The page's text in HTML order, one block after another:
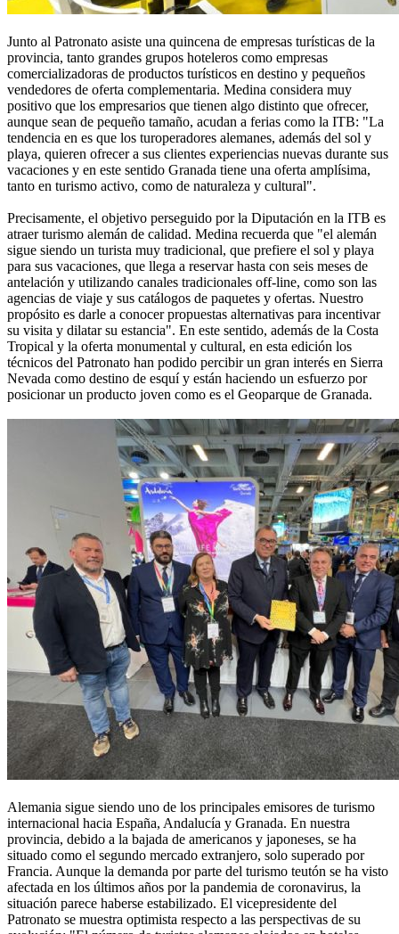
Junto al Patronato asiste una quincena de empresas turísticas de la
provincia, tanto grandes grupos hoteleros como empresas
comercializadoras de productos turísticos en destino y pequeños
vendedores de oferta complementaria. Medina considera muy
positivo que los empresarios que tienen algo distinto que ofrecer,
aunque sean de pequeño tamaño, acudan a ferias como la ITB: "La
tendencia en es que los turoperadores alemanes, además del sol y
playa, quieren ofrecer a sus clientes experiencias nuevas durante sus
vacaciones y en este sentido Granada tiene una oferta amplísima,
tanto en turismo activo, como de naturaleza y cultural".
Precisamente, el objetivo perseguido por la Diputación en la ITB es
atraer turismo alemán de calidad. Medina recuerda que "el alemán
sigue siendo un turista muy tradicional, que prefiere el sol y playa
para sus vacaciones, que llega a reservar hasta con seis meses de
antelación y utilizando canales tradicionales off-line, como son las
agencias de viaje y sus catálogos de paquetes y ofertas. Nuestro
propósito es darle a conocer propuestas alternativas para incentivar
su visita y dilatar su estancia". En este sentido, además de la Costa
Tropical y la oferta monumental y cultural, en esta edición los
técnicos del Patronato han podido percibir un gran interés en Sierra
Nevada como destino de esquí y están haciendo un esfuerzo por
posicionar un producto joven como es el Geoparque de Granada.
Alemania sigue siendo uno de los principales emisores de turismo
internacional hacia España, Andalucía y Granada. En nuestra
provincia, debido a la bajada de americanos y japoneses, se ha
situado como el segundo mercado extranjero, solo superado por
Francia. Aunque la demanda por parte del turismo teutón se ha visto
afectada en los últimos años por la pandemia de coronavirus, la
situación parece haberse estabilizado. El vicepresidente del
Patronato se muestra optimista respecto a las perspectivas de su